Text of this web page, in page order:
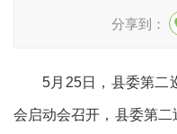
分享到：
5月25日，县委第二
会启动会召开，县委第